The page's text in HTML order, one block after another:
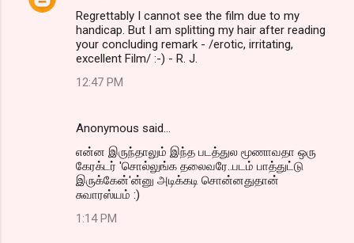
Regrettably I cannot see the film due to my
handicap. But I am splitting my hair after reading
your concluding remark - /erotic, irritating,
excellent Film/ :-) - R. J.
12:47 PM
Anonymous said…
என்ன இருந்தாலும் இந்த படத்துல மூணாவதா ஒரு
கேரக்டர் 'சொல்லுங்க தலைவரே..படம் பாத்துட்டு
இருக்கேன்'ன்னு அடிக்கடி சொன்னதுதான்
சுவாரஸ்யம் :)
1:14 PM